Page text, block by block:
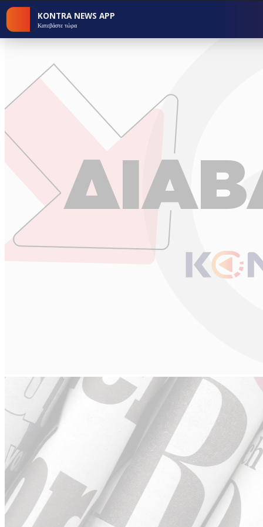
KONTRA NEWS APP
Κατεβάστε τώρα